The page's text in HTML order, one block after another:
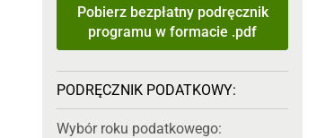
Pobierz bezpłatny podręcznik
programu w formacie .pdf
PODRĘCZNIK PODATKOWY:
Wybór roku podatkowego: